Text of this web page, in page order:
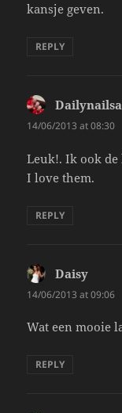
kansje geven.
REPLY
14/06/2013 at 08:30
Leuk!. Ik ook
I love them.
REPLY
Daisy
14/06/2013 at 09:06
Wat een mooie
REPLY